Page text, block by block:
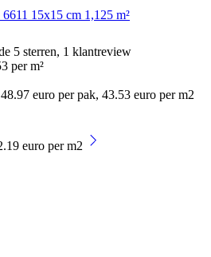
15x15 cm 1,125 m²
5 sterren, 1 klantreview
per m²
euro per pak, 43.53 euro per m2
euro per m2